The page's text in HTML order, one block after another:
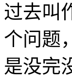
过去叫
个问题
是没完